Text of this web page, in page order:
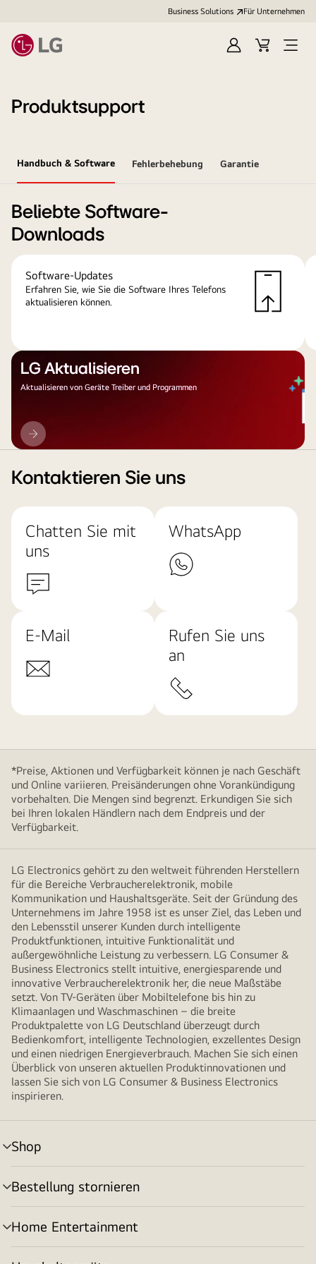
Business Solutions Für Unternehmen
Anmelden
Cart
Open
Produktsupport
Handbuch & Software Fehlerbehebung Garantie
Beliebte Software-
Downloads
Software-Updates
Erfahren Sie, wie Sie die Software Ihres Telefons
aktualisieren können.
LG Aktualisieren
Aktualisieren von Geräte Treiber und Programmen
LG
Aktualisieren
Kontaktieren Sie uns
Chatten Sie mit
uns
WhatsApp
E-Mail
Rufen Sie uns
an
*Preise, Aktionen und Verfügbarkeit können je nach Geschäft
und Online variieren. Preisänderungen ohne Vorankündigung
vorbehalten. Die Mengen sind begrenzt. Erkundigen Sie sich
bei Ihren lokalen Händlern nach dem Endpreis und der
Verfügbarkeit.
LG Electronics gehört zu den weltweit führenden Herstellern
für die Bereiche Verbraucherelektronik, mobile
Kommunikation und Haushaltsgeräte. Seit der Gründung des
Unternehmens im Jahre 1958 ist es unser Ziel, das Leben und
den Lebensstil unserer Kunden durch intelligente
Produktfunktionen, intuitive Funktionalität und
außergewöhnliche Leistung zu verbessern. LG Consumer &
Business Electronics stellt intuitive, energiesparende und
innovative Verbraucherelektronik her, die neue Maßstäbe
setzt. Von TV-Geräten über Mobiltelefone bis hin zu
Klimaanlagen und Waschmaschinen – die breite
Produktpalette von LG Deutschland überzeugt durch
Bedienkomfort, intelligente Technologien, exzellentes Design
und einen niedrigen Energieverbrauch. Machen Sie sich einen
Überblick von unseren aktuellen Produktinnovationen und
lassen Sie sich von LG Consumer & Business Electronics
inspirieren.
Shop
Menü
umschalten
Bestellung stornieren
Menü
umschalten
Home Entertainment
Menü
umschalten